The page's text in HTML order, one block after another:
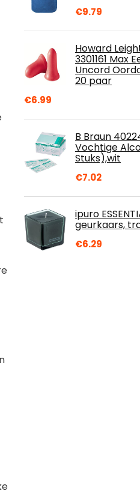
€9.79
Howard
3301161 Max
Uncord
20 paar
€6.99
B Braun
Vochtige
Stuks),wit
€7.02
ipuro
geurkaars,
€6.29